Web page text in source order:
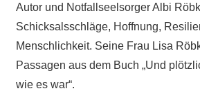
Autor und Notfallseelsorger Albi
Schicksalsschläge, Hoffnung,
Menschlichkeit. Seine Frau Lisa
Passagen aus dem Buch „Und
wie es war“.